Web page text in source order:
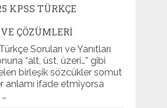
KPSS TÜRKÇE
ÇÖZÜMLERI
Soruları ve Yanıtları
“alt, üst, üzeri…” gibi
birleşik sözcükler somut
anlamı ifade etmiyorsa